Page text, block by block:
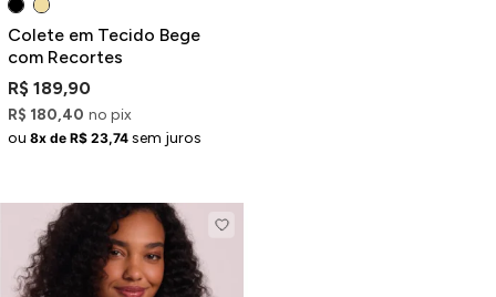
Colete em Tecido Bege
com Recortes
R$ 189,90
R$ 180,40 no pix
ou 8x de R$ 23,74 sem juros